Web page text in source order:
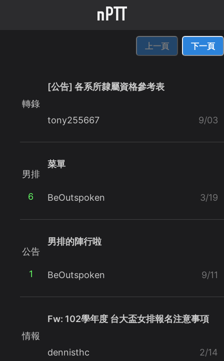
上一頁 下一頁
轉錄
[公告] 各系所隸屬資格參考表
tony255667 9/03
男排
6
菜單
BeOutspoken 3/19
公告
1
男排的陣行啦
BeOutspoken 9/11
情報
Fw: 102學年度 台大盃女排報名注意事項
dennisthc 2/14